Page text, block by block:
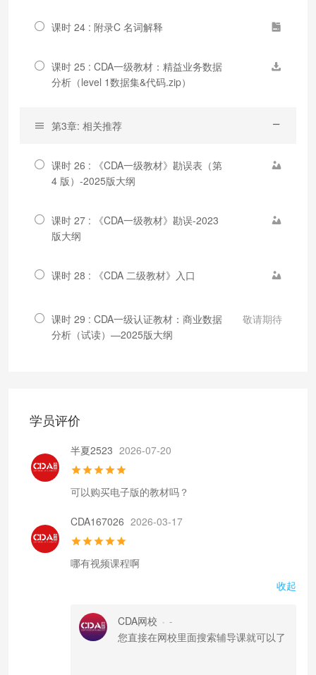
课时 24 : 附录C 名词解释
课时 25 : CDA一级教材：精益业务数据
分析（level 1数据集&代码.zip）
第3章: 相关推荐
课时 26 : 《CDA一级教材》勘误表（第
4 版）-2025版大纲
课时 27 : 《CDA一级教材》勘误-2023
版大纲
课时 28 : 《CDA 二级教材》入口
课时 29 : CDA一级认证教材：商业数据
分析（试读）—2025版大纲
敬请期待
学员评价
半夏2523 2026-07-20
可以购买电子版的教材吗？
CDA167026 2026-03-17
哪有视频课程啊
收起
CDA网校 • -
您直接在网校里面搜索辅导课就可以了